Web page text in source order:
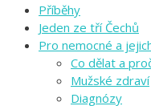
Příběhy
Jeden ze tří Čechů
Pro nemocné a
Co dělat a
Mužské zdraví
Diagnózy